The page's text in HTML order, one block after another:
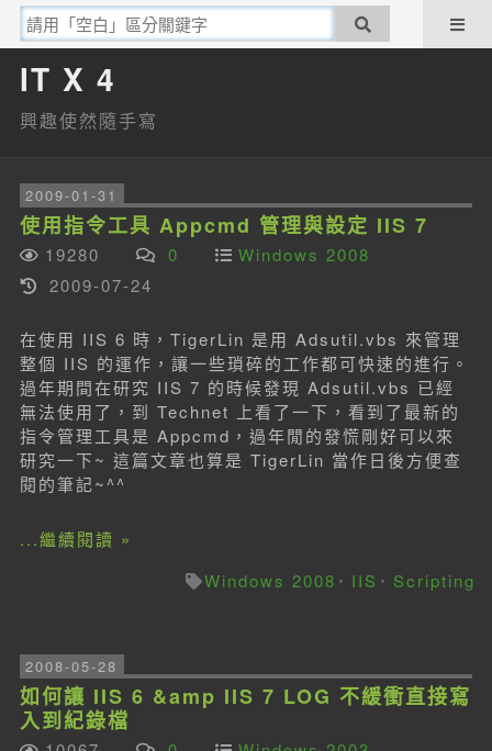
IT X 4
興趣使然隨手寫
2009-01-31
使用指令工具 Appcmd 管理與設定 IIS 7
19280 0
Windows 2008
2009-07-24
在使用 IIS 6 時，TigerLin 是用 Adsutil.vbs 來管理
整個 IIS 的運作，讓一些瑣碎的工作都可快速的進行。
過年期間在研究 IIS 7 的時候發現 Adsutil.vbs 已經
無法使用了，到 Technet 上看了一下，看到了最新的
指令管理工具是 Appcmd，過年閒的發慌剛好可以來
研究一下~ 這篇文章也算是 TigerLin 當作日後方便查
閱的筆記~^^
...繼續閱讀 »
Windows 2008
IIS Scripting
2008-05-28
如何讓 IIS 6 &amp IIS 7 LOG 不緩衝直接寫
入到紀錄檔